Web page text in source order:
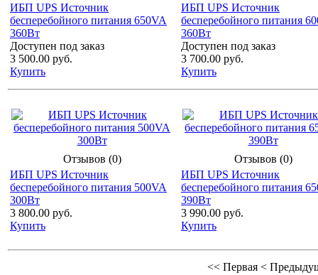
ИБП UPS Источник
бесперебойного питания 650VA
360Вт
Доступен под заказ
3 500.00 руб.
Купить
ИБП UPS Источник
бесперебойного питания
360Вт
Доступен под заказ
3 700.00 руб.
Купить
Отзывов (0)
ИБП UPS Источник
бесперебойного питания 500VA
300Вт
3 800.00 руб.
Купить
Отзывов (0)
ИБП UPS Источник
бесперебойного питания
390Вт
3 990.00 руб.
Купить
<< Первая <